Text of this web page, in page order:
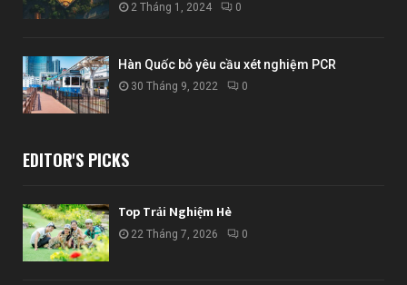
2 Tháng 1, 2024 0
Hàn Quốc bỏ yêu cầu xét nghiệm PCR
30 Tháng 9, 2022 0
EDITOR'S PICKS
Top Trải Nghiệm Hè
22 Tháng 7, 2026 0